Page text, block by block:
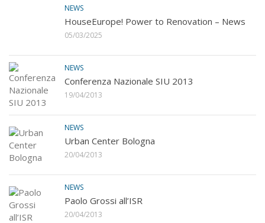
NEWS
HouseEurope! Power to Renovation – News
05/03/2025
NEWS
Conferenza Nazionale SIU 2013
19/04/2013
NEWS
Urban Center Bologna
20/04/2013
NEWS
Paolo Grossi all’ISR
20/04/2013